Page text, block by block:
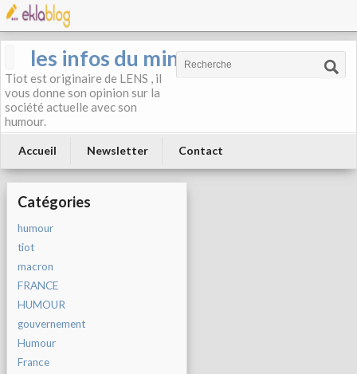
les infos du mineur
Tiot est originaire de LENS , il
vous donne son opinion sur la
société actuelle avec son
humour.
Accueil Newsletter Contact
Catégories
humour
tiot
macron
FRANCE
HUMOUR
gouvernement
Humour
France